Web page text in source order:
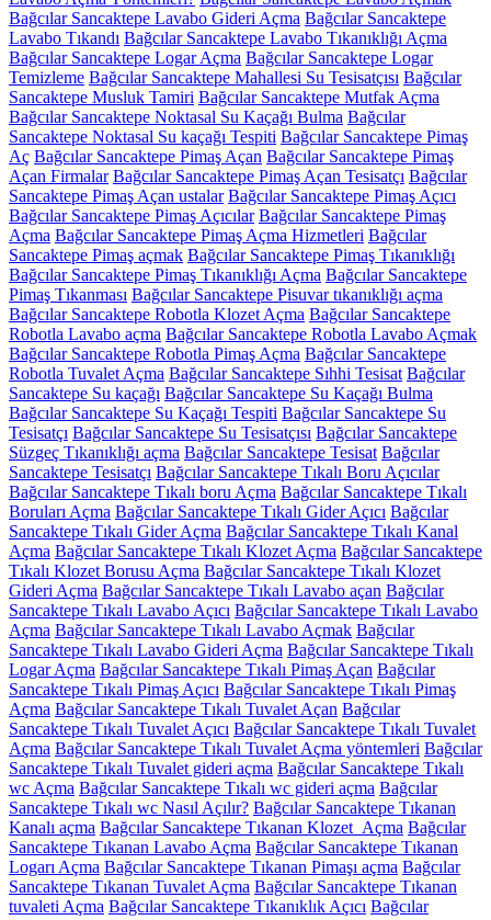
Bağcılar Sancaktepe Lavabo Gideri Açma Bağcılar Sancaktepe
Lavabo Tıkandı Bağcılar Sancaktepe Lavabo Tıkanıklığı Açma
Bağcılar Sancaktepe Logar Açma Bağcılar Sancaktepe Logar
Temizleme Bağcılar Sancaktepe Mahallesi Su Tesisatçısı Bağcılar
Sancaktepe Musluk Tamiri Bağcılar Sancaktepe Mutfak Açma
Bağcılar Sancaktepe Noktasal Su Kaçağı Bulma Bağcılar
Sancaktepe Noktasal Su kaçağı Tespiti Bağcılar Sancaktepe Pimaş
Aç Bağcılar Sancaktepe Pimaş Açan Bağcılar Sancaktepe Pimaş
Açan Firmalar Bağcılar Sancaktepe Pimaş Açan Tesisatçı Bağcılar
Sancaktepe Pimaş Açan ustalar Bağcılar Sancaktepe Pimaş Açıcı
Bağcılar Sancaktepe Pimaş Açıcılar Bağcılar Sancaktepe Pimaş
Açma Bağcılar Sancaktepe Pimaş Açma Hizmetleri Bağcılar
Sancaktepe Pimaş açmak Bağcılar Sancaktepe Pimaş Tıkanıklığı
Bağcılar Sancaktepe Pimaş Tıkanıklığı Açma Bağcılar Sancaktepe
Pimaş Tıkanması Bağcılar Sancaktepe Pisuvar tıkanıklığı açma
Bağcılar Sancaktepe Robotla Klozet Açma Bağcılar Sancaktepe
Robotla Lavabo açma Bağcılar Sancaktepe Robotla Lavabo Açmak
Bağcılar Sancaktepe Robotla Pimaş Açma Bağcılar Sancaktepe
Robotla Tuvalet Açma Bağcılar Sancaktepe Sıhhi Tesisat Bağcılar
Sancaktepe Su kaçağı Bağcılar Sancaktepe Su Kaçağı Bulma
Bağcılar Sancaktepe Su Kaçağı Tespiti Bağcılar Sancaktepe Su
Tesisatçı Bağcılar Sancaktepe Su Tesisatçısı Bağcılar Sancaktepe
Süzgeç Tıkanıklığı açma Bağcılar Sancaktepe Tesisat Bağcılar
Sancaktepe Tesisatçı Bağcılar Sancaktepe Tıkalı Boru Açıcılar
Bağcılar Sancaktepe Tıkalı boru Açma Bağcılar Sancaktepe Tıkalı
Boruları Açma Bağcılar Sancaktepe Tıkalı Gider Açıcı Bağcılar
Sancaktepe Tıkalı Gider Açma Bağcılar Sancaktepe Tıkalı Kanal
Açma Bağcılar Sancaktepe Tıkalı Klozet Açma Bağcılar Sancaktepe
Tıkalı Klozet Borusu Açma Bağcılar Sancaktepe Tıkalı Klozet
Gideri Açma Bağcılar Sancaktepe Tıkalı Lavabo açan Bağcılar
Sancaktepe Tıkalı Lavabo Açıcı Bağcılar Sancaktepe Tıkalı Lavabo
Açma Bağcılar Sancaktepe Tıkalı Lavabo Açmak Bağcılar
Sancaktepe Tıkalı Lavabo Gideri Açma Bağcılar Sancaktepe Tıkalı
Logar Açma Bağcılar Sancaktepe Tıkalı Pimaş Açan Bağcılar
Sancaktepe Tıkalı Pimaş Açıcı Bağcılar Sancaktepe Tıkalı Pimaş
Açma Bağcılar Sancaktepe Tıkalı Tuvalet Açan Bağcılar
Sancaktepe Tıkalı Tuvalet Açıcı Bağcılar Sancaktepe Tıkalı Tuvalet
Açma Bağcılar Sancaktepe Tıkalı Tuvalet Açma yöntemleri Bağcılar
Sancaktepe Tıkalı Tuvalet gideri açma Bağcılar Sancaktepe Tıkalı
wc Açma Bağcılar Sancaktepe Tıkalı wc gideri açma Bağcılar
Sancaktepe Tıkalı wc Nasıl Açılır? Bağcılar Sancaktepe Tıkanan
Kanalı açma Bağcılar Sancaktepe Tıkanan Klozet Açma Bağcılar
Sancaktepe Tıkanan Lavabo Açma Bağcılar Sancaktepe Tıkanan
Logarı Açma Bağcılar Sancaktepe Tıkanan Pimaşı açma Bağcılar
Sancaktepe Tıkanan Tuvalet Açma Bağcılar Sancaktepe Tıkanan
tuvaleti Açma Bağcılar Sancaktepe Tıkanıklık Açıcı Bağcılar